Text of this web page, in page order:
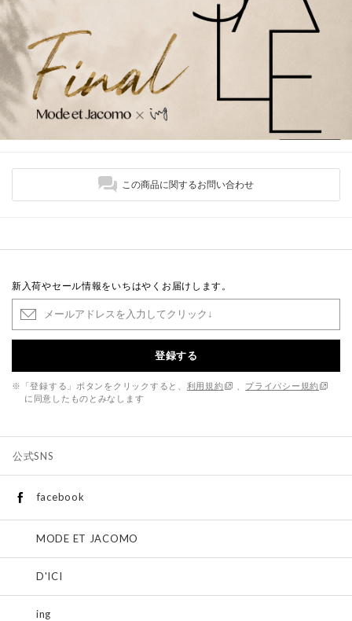
この商品に関するお問い合わせ
新入荷やセール情報をいちはやくお届けします。
登録する
※「登録する」ボタンをクリックすると、 利用規約
プライバシー規約
に同意したものとみなします
公式SNS
facebook
MODE ET JACOMO
D'ICI
ing